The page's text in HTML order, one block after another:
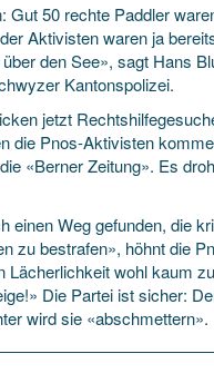
Gut 50 rechte Paddler
Aktivisten waren ja
den See», sagt Hans
Kantonspolizei.
jetzt
die Pnos-Aktivisten
«Berner Zeitung». Es
einen Weg gefunden, die
zu bestrafen», höhnt die
Lächerlichkeit wohl kaum zu
Die Partei ist sicher:
wird sie «abschmettern».